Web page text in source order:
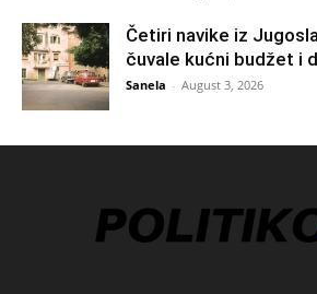
Četiri navike iz
čuvale kućni budžet i
Sanela - August 3, 2026